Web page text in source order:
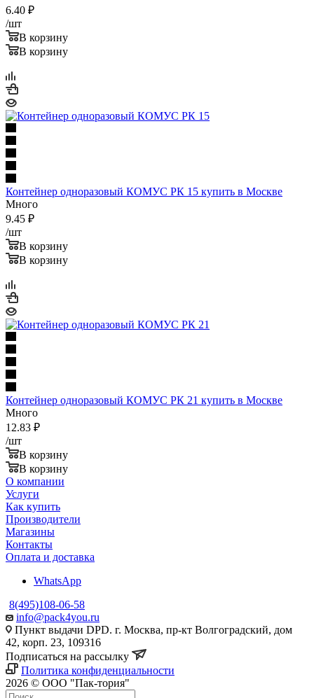
6.40 ₽
/шт
В корзину
В корзину
Контейнер одноразовый КОМУС РК 15 купить в Москве
Много
9.45 ₽
/шт
В корзину
В корзину
Контейнер одноразовый КОМУС РК 21 купить в Москве
Много
12.83 ₽
/шт
В корзину
В корзину
О компании
Услуги
Как купить
Производители
Магазины
Контакты
Оплата и доставка
WhatsApp
8(495)108-06-58
info@pack4you.ru
Пункт выдачи DPD. г. Москва, пр-кт Волгоградский, дом
42, корп. 23, 109316
Подписаться на рассылку
Политика конфиденциальности
2026 © ООО "Пак-тория"